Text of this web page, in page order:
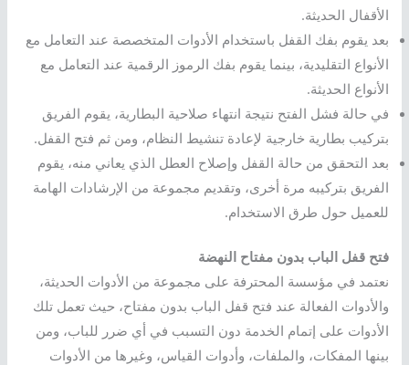
الأقفال الحديثة.
بعد يقوم بفك القفل باستخدام الأدوات المتخصصة عند التعامل مع
الأنواع التقليدية، بينما يقوم بفك الرموز الرقمية عند التعامل مع
الأنواع الحديثة.
في حالة فشل الفتح نتيجة انتهاء صلاحية البطارية، يقوم الفريق
بتركيب بطارية خارجية لإعادة تنشيط النظام، ومن ثم فتح القفل.
بعد التحقق من حالة القفل وإصلاح العطل الذي يعاني منه، يقوم
الفريق بتركيبه مرة أخرى، وتقديم مجموعة من الإرشادات الهامة
للعميل حول طرق الاستخدام.
فتح قفل الباب بدون مفتاح النهضة
نعتمد في مؤسسة المحترفة على مجموعة من الأدوات الحديثة،
والأدوات الفعالة عند فتح قفل الباب بدون مفتاح، حيث تعمل تلك
الأدوات على إتمام الخدمة دون التسبب في أي ضرر للباب، ومن
بينها المفكات، والملفات، وأدوات القياس، وغيرها من الأدوات